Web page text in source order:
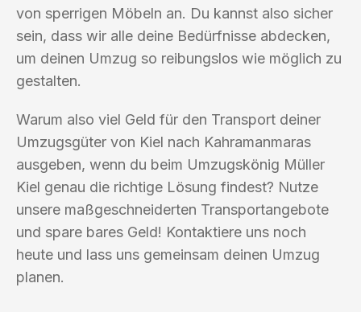
von sperrigen Möbeln an. Du kannst also sicher
sein, dass wir alle deine Bedürfnisse abdecken,
um deinen Umzug so reibungslos wie möglich zu
gestalten.
Warum also viel Geld für den Transport deiner
Umzugsgüter von Kiel nach Kahramanmaras
ausgeben, wenn du beim Umzugskönig Müller
Kiel genau die richtige Lösung findest? Nutze
unsere maßgeschneiderten Transportangebote
und spare bares Geld! Kontaktiere uns noch
heute und lass uns gemeinsam deinen Umzug
planen.